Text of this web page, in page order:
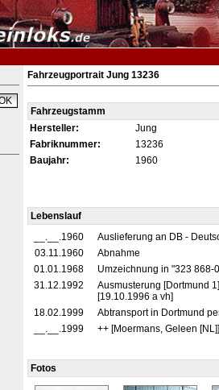
Fahrzeugportrait Jung 13236
Fahrzeugstamm
Hersteller:
Jung
Fabriknummer:
13236
Baujahr:
1960
Lebenslauf
__.__.1960
Auslieferung an DB -
03.11.1960
Abnahme
01.01.1968
Umzeichnung in "323 868-
31.12.1992
Ausmusterung [Dortmund 1]
[19.10.1996 a vh]
18.02.1999
Abtransport in Dortmund
__.__.1999
++ [Moermans, Geleen [NL]]
Fotos